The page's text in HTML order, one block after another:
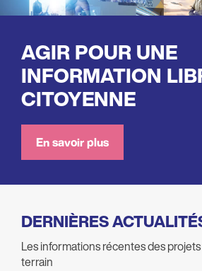
AGIR POUR UNE
INFORMATION
CITOYENNE
En savoir plus
DERNIÈRES
Les informations récentes des
terrain